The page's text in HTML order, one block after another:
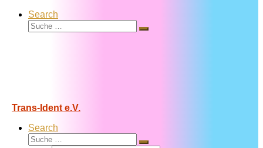
Search
Suche
Suche
Trans-Ident e.V.
Search
Suche
Suche